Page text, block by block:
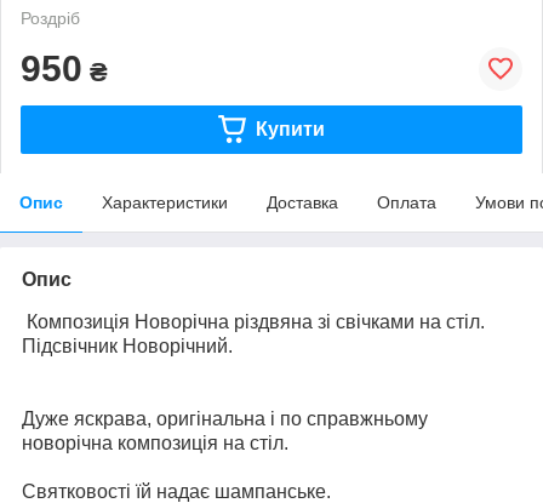
Роздріб
950 ₴
Купити
Опис Характеристики Доставка Оплата Умови
Опис
Композиція Новорічна різдвяна зі свічками на стіл.
Підсвічник Новорічний.
Дуже яскрава, оригінальна і по справжньому
новорічна композиція на стіл.
Святковості їй надає шампанське.